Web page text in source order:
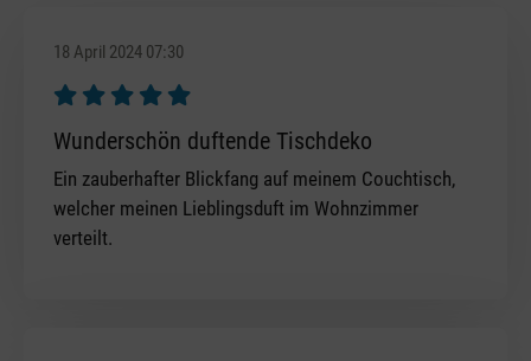
18 April 2024 07:30
Review with rating of 5 out of 5 stars
Wunderschön duftende Tischdeko
Ein zauberhafter Blickfang auf meinem Couchtisch,
welcher meinen Lieblingsduft im Wohnzimmer
verteilt.